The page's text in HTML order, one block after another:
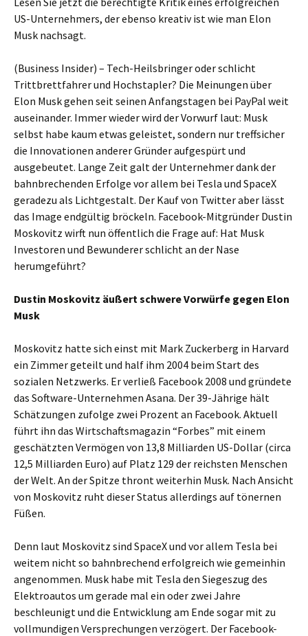
US-Unternehmers, der ebenso kreativ ist wie man Elon
Musk nachsagt.
(Business Insider) – Tech-Heilsbringer oder schlicht
Trittbrettfahrer und Hochstapler? Die Meinungen über
Elon Musk gehen seit seinen Anfangstagen bei PayPal weit
auseinander. Immer wieder wird der Vorwurf laut: Musk
selbst habe kaum etwas geleistet, sondern nur treffsicher
die Innovationen anderer Gründer aufgespürt und
ausgebeutet. Lange Zeit galt der Unternehmer dank der
bahnbrechenden Erfolge vor allem bei Tesla und SpaceX
geradezu als Lichtgestalt. Der Kauf von Twitter aber lässt
das Image endgültig bröckeln. Facebook-Mitgründer Dustin
Moskovitz wirft nun öffentlich die Frage auf: Hat Musk
Investoren und Bewunderer schlicht an der Nase
herumgeführt?
Dustin Moskovitz äußert schwere Vorwürfe gegen Elon
Musk
Moskovitz hatte sich einst mit Mark Zuckerberg in Harvard
ein Zimmer geteilt und half ihm 2004 beim Start des
sozialen Netzwerks. Er verließ Facebook 2008 und gründete
das Software-Unternehmen Asana. Der 39-Jährige hält
Schätzungen zufolge zwei Prozent an Facebook. Aktuell
führt ihn das Wirtschaftsmagazin “Forbes” mit einem
geschätzten Vermögen von 13,8 Milliarden US-Dollar (circa
12,5 Milliarden Euro) auf Platz 129 der reichsten Menschen
der Welt. An der Spitze thront weiterhin Musk. Nach Ansicht
von Moskovitz ruht dieser Status allerdings auf tönernen
Füßen.
Denn laut Moskovitz sind SpaceX und vor allem Tesla bei
weitem nicht so bahnbrechend erfolgreich wie gemeinhin
angenommen. Musk habe mit Tesla den Siegeszug des
Elektroautos um gerade mal ein oder zwei Jahre
beschleunigt und die Entwicklung am Ende sogar mit zu
vollmundigen Versprechungen verzögert. Der Facebook-